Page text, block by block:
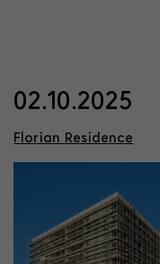
02.10.2025
Florian Residence